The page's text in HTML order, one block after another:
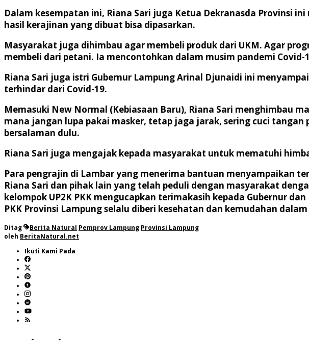
Dalam kesempatan ini, Riana Sari juga Ketua Dekranasda Provinsi
hasil kerajinan yang dibuat bisa dipasarkan.
Masyarakat juga dihimbau agar membeli produk dari UKM. Agar
membeli dari petani. Ia mencontohkan dalam musim pandemi
Riana Sari juga istri Gubernur Lampung Arinal Djunaidi ini
terhindar dari Covid-19.
Memasuki New Normal (Kebiasaan Baru), Riana Sari menghimbau
mana jangan lupa pakai masker, tetap jaga jarak, sering cuci
bersalaman dulu.
Riana Sari juga mengajak kepada masyarakat untuk mematuhi
Para pengrajin di Lambar yang menerima bantuan menyampaikan
Riana Sari dan pihak lain yang telah peduli dengan masyarakat
kelompok UP2K PKK mengucapkan terimakasih kepada Gubernur
PKK Provinsi Lampung selalu diberi kesehatan dan kemudahan
Ditag Berita Natural Pemprov Lampung Provinsi Lampung
oleh BeritaNatural.net
Ikuti Kami Pada